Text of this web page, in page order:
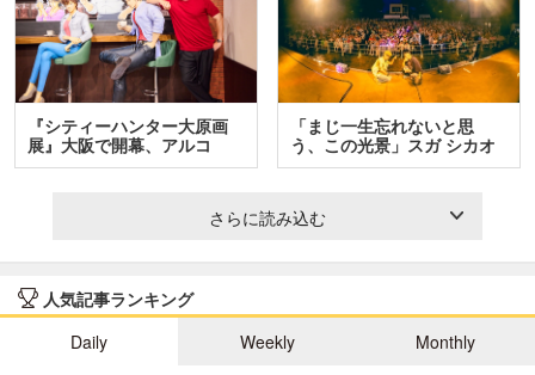
『シティーハンター大原画
展』大阪で開幕、アルコ
＆…
「まじ一生忘れないと思
う、この光景」スガ シカオ
と…
さらに読み込む
人気記事ランキング
Daily
Weekly Monthly